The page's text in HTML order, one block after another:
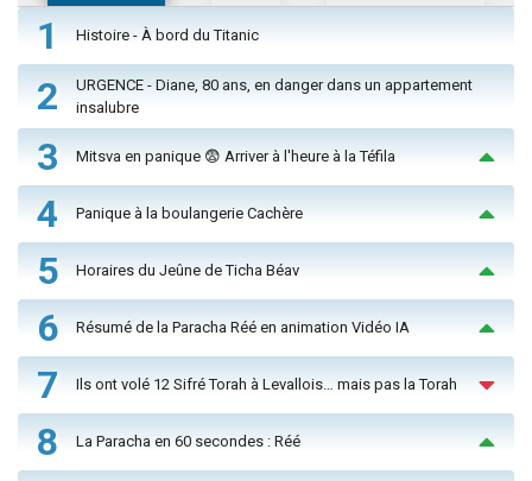
1 Histoire - À bord du Titanic
2
URGENCE - Diane, 80 ans, en danger dans un appartement
insalubre
3 Mitsva en panique 😨 Arriver à l'heure à la Téfila
4 Panique à la boulangerie Cachère
5 Horaires du Jeûne de Ticha Béav
6 Résumé de la Paracha Réé en animation Vidéo IA
7 Ils ont volé 12 Sifré Torah à Levallois… mais pas la Torah
8 La Paracha en 60 secondes : Réé